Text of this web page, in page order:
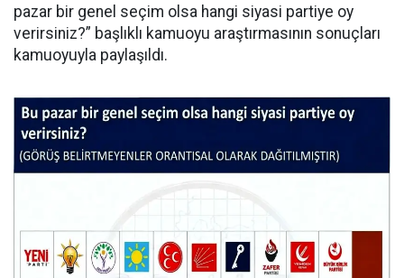
pazar bir genel seçim olsa hangi siyasi partiye oy
verirsiniz?” başlıklı kamuoyu araştırmasının sonuçları
kamuoyuyla paylaşıldı.